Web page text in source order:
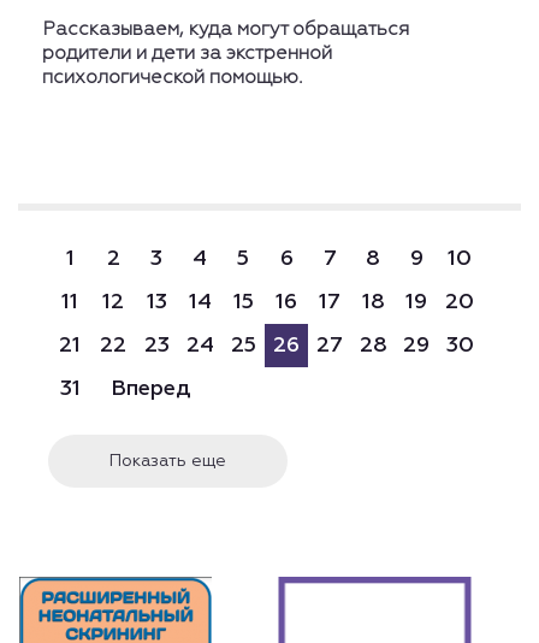
Рассказываем, куда могут обращаться
родители и дети за экстренной
психологической помощью.
1 2 3 4 5 6 7 8 9
10
11
12 13 14 15 16 17 18 19
20
21
22 23 24 25 26 27 28 29
30
31
Вперед
Показать еще